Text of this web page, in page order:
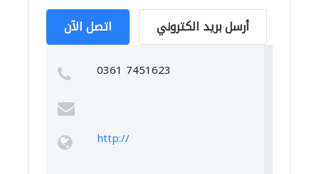
اتصل الآن أرسل بريد الكتروني
0361 7451623
http://